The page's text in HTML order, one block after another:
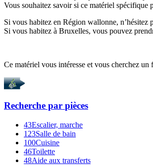
Vous souhaitez savoir si ce matériel spécifique
Si vous habitez en Région wallonne, n’hésitez
Si vous habitez à Bruxelles, vous pouvez
Ce matériel vous intéresse et vous cherchez un
Recherche par pièces
43Escalier, marche
123Salle de bain
100Cuisine
46Toilette
48Aide aux transferts